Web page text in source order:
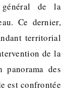
de la
Ce dernier,
territorial
de la
panorama des
est confrontée